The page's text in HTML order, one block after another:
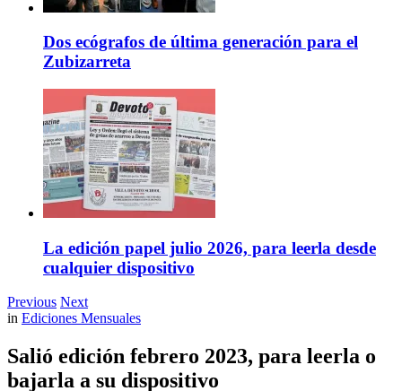
Dos ecógrafos de última generación para el
Zubizarreta
La edición papel julio 2026, para leerla desde
cualquier dispositivo
Previous Next
in Ediciones Mensuales
Salió edición febrero 2023, para leerla o
bajarla a su dispositivo